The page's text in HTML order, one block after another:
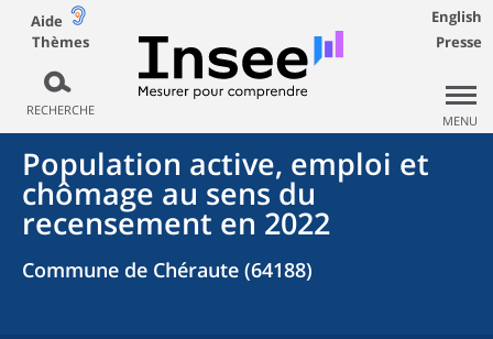
Aide
Thèmes
RECHERCHE
English
Presse
MENU
Population active, emploi et
chômage au sens du
recensement en 2022
Commune de Chéraute (64188)